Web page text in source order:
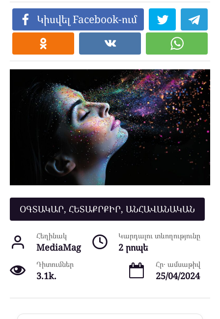
Կիսվել Facebook-ում
ՕԳՏԱԿԱՐ, ՀԵՏԱՔՐՔԻՐ, ԱՆՀԱՎԱՆԱԿԱՆ
Հեղինակ
MediaMag
Կարդալու տևողությունը
2 րոպե
Դիտումներ
3.1k.
Հր․ ամսաթիվ
25/04/2024